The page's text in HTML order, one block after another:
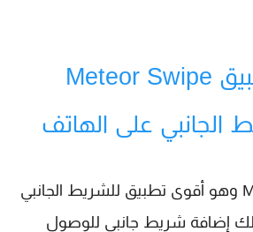
نبذة حول تطبيق Meteor Swipe
الجانبي على الهاتف
تنزيل Meteor Swipe وهو أقوى تطبيق للشريط الجانبي
لك إضافة شريط جانبي للوصول